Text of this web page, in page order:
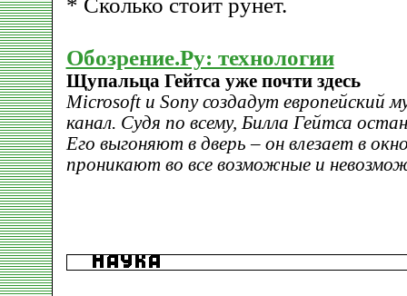
Обозрение.Ру: технологии
Щупальца Гейтса уже почти здесь
Microsoft и Sony создадут европейский
канал. Судя по всему, Билла Гейтса
Его выгоняют в дверь – он влезает в
проникают во все возможные и